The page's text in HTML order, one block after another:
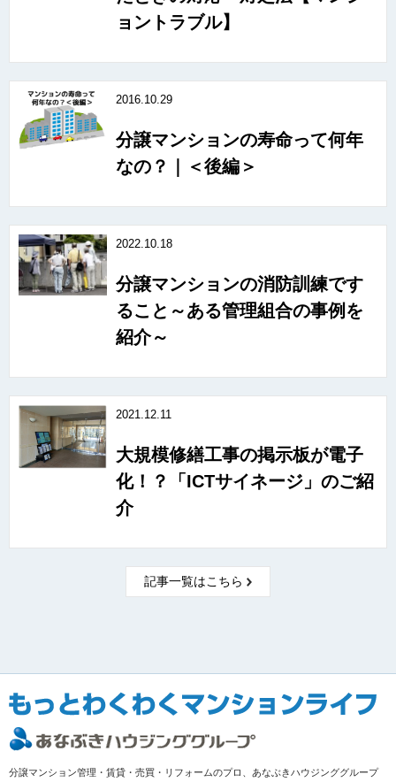
ョントラブル】
2016.10.29
分譲マンションの寿命って何年
なの？｜＜後編＞
2022.10.18
分譲マンションの消防訓練です
ること～ある管理組合の事例を
紹介～
2021.12.11
大規模修繕工事の掲示板が電子
化！？「ICTサイネージ」のご紹
介
記事一覧はこちら
分譲マンション管理・賃貸・売買・リフォームのプロ、あなぶきハウジンググループ